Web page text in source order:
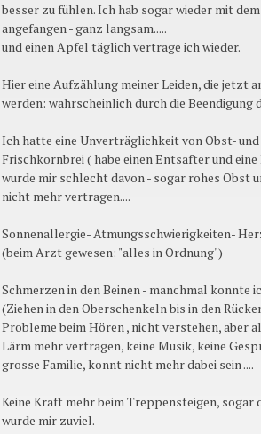
besser zu fühlen. Ich hab sogar wieder mit
angefangen - ganz langsam.....
und einen Apfel täglich vertrage ich wieder.
Hier eine Aufzählung meiner Leiden, die jetzt
werden: wahrscheinlich durch die
Ich hatte eine Unverträglichkeit von Obst-
Frischkornbrei ( habe einen Entsafter und eine
wurde mir schlecht davon - sogar rohes Obst
nicht mehr vertragen....
Sonnenallergie- Atmungsschwierigkeiten-
(beim Arzt gewesen: "alles in Ordnung")
Schmerzen in den Beinen - manchmal konnte
(Ziehen in den Oberschenkeln bis in den
Probleme beim Hören , nicht verstehen, aber
Lärm mehr vertragen, keine Musik, keine
grosse Familie, konnt nicht mehr dabei sein ....
Keine Kraft mehr beim Treppensteigen, sogar
wurde mir zuviel.